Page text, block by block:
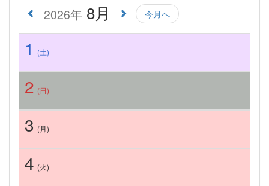
2026年 8月 今月へ
1 (土)
2 (日)
3 (月)
4 (火)